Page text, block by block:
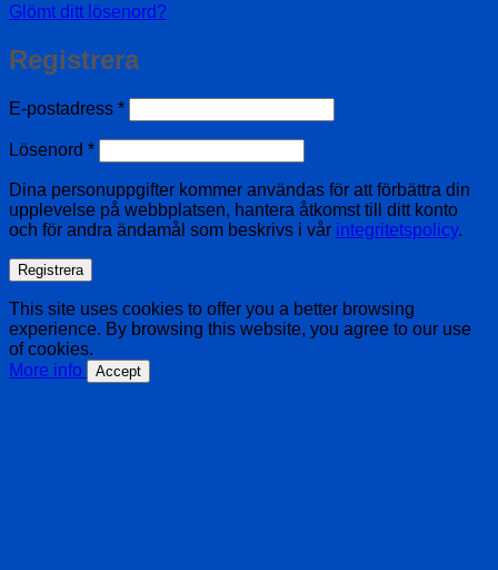
Glömt ditt lösenord?
Registrera
E-postadress *Obligatoriskt
Lösenord *Obligatoriskt
Dina personuppgifter kommer användas för att förbättra din
upplevelse på webbplatsen, hantera åtkomst till ditt konto
och för andra ändamål som beskrivs i vår integritetspolicy.
Registrera
This site uses cookies to offer you a better browsing
experience. By browsing this website, you agree to our use
of cookies.
More info
Accept